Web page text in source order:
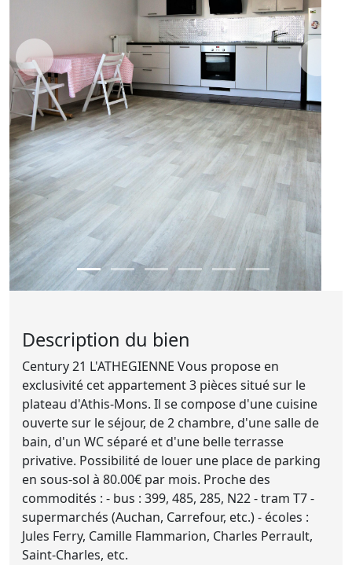
Description du bien
Century 21 L'ATHEGIENNE Vous propose en
exclusivité cet appartement 3 pièces situé sur le
plateau d'Athis-Mons. Il se compose d'une cuisine
ouverte sur le séjour, de 2 chambre, d'une salle de
bain, d'un WC séparé et d'une belle terrasse
privative. Possibilité de louer une place de parking
en sous-sol à 80.00€ par mois. Proche des
commodités : - bus : 399, 485, 285, N22 - tram T7 -
supermarchés (Auchan, Carrefour, etc.) - écoles :
Jules Ferry, Camille Flammarion, Charles Perrault,
Saint-Charles, etc.